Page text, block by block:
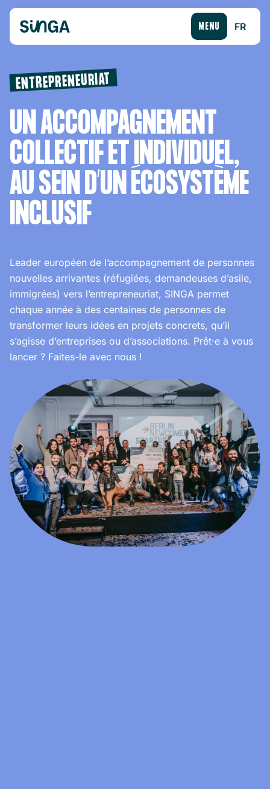
MENU FR
ENTREPRENEURIAT
UN ACCOMPAGNEMENT
COLLECTIF ET INDIVIDUEL,
AU SEIN D’UN ÉCOSYSTÈME
INCLUSIF
Leader européen de l’accompagnement de personnes
nouvelles arrivantes (réfugiées, demandeuses d’asile,
immigrées) vers l’entrepreneuriat, SINGA permet
chaque année à des centaines de personnes de
transformer leurs idées en projets concrets, qu’il
s’agisse d’entreprises ou d’associations. Prêt·e à vous
lancer ? Faites-le avec nous !